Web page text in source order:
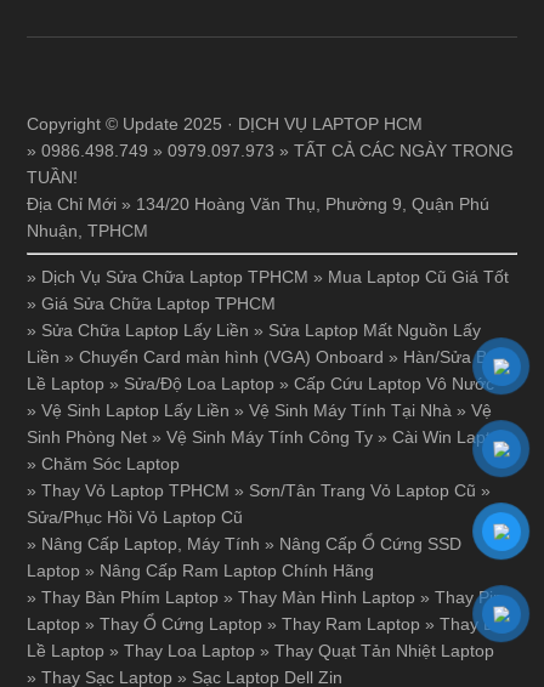
Copyright © Update 2025 · DỊCH VỤ LAPTOP HCM
» 0986.498.749 » 0979.097.973 » TẤT CẢ CÁC NGÀY TRONG
TUẦN!
Địa Chỉ Mới » 134/20 Hoàng Văn Thụ, Phường 9, Quận Phú
Nhuận, TPHCM
» Dịch Vụ Sửa Chữa Laptop TPHCM » Mua Laptop Cũ Giá Tốt
»Giá Sửa Chữa Laptop TPHCM
» Sửa Chữa Laptop Lấy Liền » Sửa Laptop Mất Nguồn Lấy
Liền »Chuyển Card màn hình (VGA) Onboard » Hàn/Sửa Bản
Lề Laptop » Sửa/Độ Loa Laptop »Cấp Cứu Laptop Vô Nước
»Vệ Sinh Laptop Lấy Liền »Vệ Sinh Máy Tính Tại Nhà »Vệ
Sinh Phòng Net »Vệ Sinh Máy Tính Công Ty »Cài Win Laptop
»Chăm Sóc Laptop
»Thay Vỏ Laptop TPHCM » Sơn/Tân Trang Vỏ Laptop Cũ »
Sửa/Phục Hồi Vỏ Laptop Cũ
» Nâng Cấp Laptop, Máy Tính » Nâng Cấp Ổ Cứng SSD
Laptop » Nâng Cấp Ram Laptop Chính Hãng
»Thay Bàn Phím Laptop »Thay Màn Hình Laptop »Thay Pin
Laptop »Thay Ổ Cứng Laptop »Thay Ram Laptop »Thay Bản
Lề Laptop »Thay Loa Laptop »Thay Quạt Tản Nhiệt Laptop
»Thay Sạc Laptop » Sạc Laptop Dell Zin